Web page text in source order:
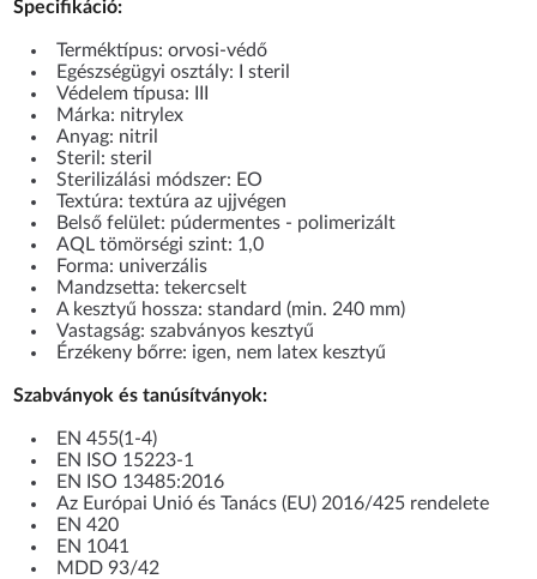
Specifikáció:
Terméktípus: orvosi-védő
Egészségügyi osztály: I steril
Védelem típusa: III
Márka: nitrylex
Anyag: nitril
Steril: steril
Sterilizálási módszer: EO
Textúra: textúra az ujjvégen
Belső felület: púdermentes - polimerizált
AQL tömörségi szint: 1,0
Forma: univerzális
Mandzsetta: tekercselt
A kesztyű hossza: standard (min. 240 mm)
Vastagság: szabványos kesztyű
Érzékeny bőrre: igen, nem latex kesztyű
Szabványok és tanúsítványok:
EN 455(1-4)
EN ISO 15223-1
EN ISO 13485:2016
Az Európai Unió és Tanács (EU) 2016/425 rendelete
EN 420
EN 1041
MDD 93/42